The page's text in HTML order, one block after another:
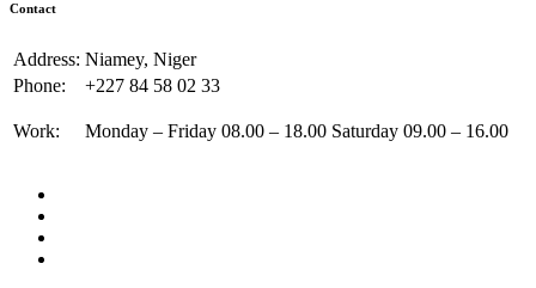
Contact
Address: Niamey, Niger
Phone:
+227 84 58 02 33
Work: Monday – Friday 08.00 – 18.00 Saturday 09.00 – 16.00